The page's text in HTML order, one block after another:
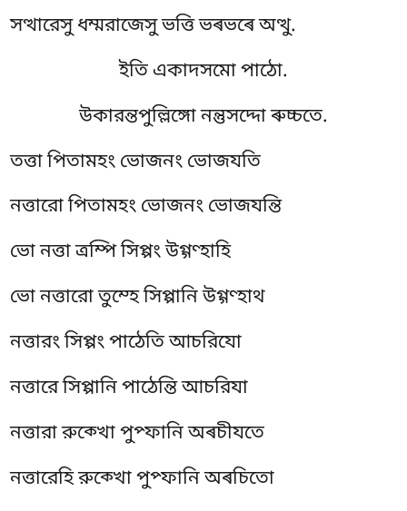
সত্থারেসু ধম্মরাজেসু ভত্তি ভৰভৰে অত্থু.
ইতি একাদসমো পাঠো.
উকারন্তপুল্লিঙ্গো নন্তুসদ্দো ৰুচ্চতে.
তত্তা পিতামহং ভোজনং ভোজযতি
নত্তারো পিতামহং ভোজনং ভোজযন্তি
ভো নত্তা ত্ৰম্পি সিপ্পং উগ্গণ্হাহি
ভো নত্তারো তুম্হে সিপ্পানি উগ্গণ্হাথ
নত্তারং সিপ্পং পাঠেতি আচরিযো
নত্তারে সিপ্পানি পাঠেন্তি আচরিযা
নত্তারা রুক্খো পুপ্ফানি অৰচীযতে
নত্তারেহি রুক্খো পুপ্ফানি অৰচিতো